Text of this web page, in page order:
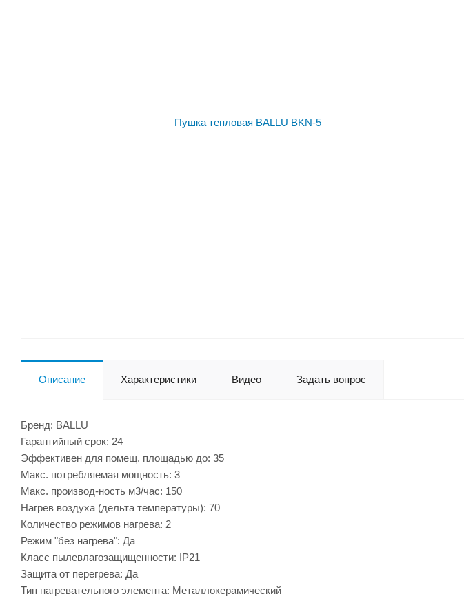
Описание Характеристики Видео Задать вопрос
Бренд: BALLU
Гарантийный срок: 24
Эффективен для помещ. площадью до: 35
Макс. потребляемая мощность: 3
Макс. производ-ность м3/час: 150
Нагрев воздуха (дельта температуры): 70
Количество режимов нагрева: 2
Режим "без нагрева": Да
Класс пылевлагозащищенности: IP21
Защита от перегрева: Да
Тип нагревательного элемента: Металлокерамический